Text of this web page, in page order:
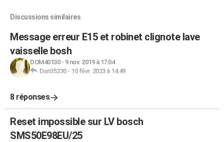
Discussions similaires
Message erreur E15 et robinet clignote lave
vaisselle bosh
DOM40130- 9 nov. 2019 à 17:04
Dan35230- 10 févr. 2023 à 14:49
8 réponses
Reset impossible sur LV bosch
SMS50E98EU/25